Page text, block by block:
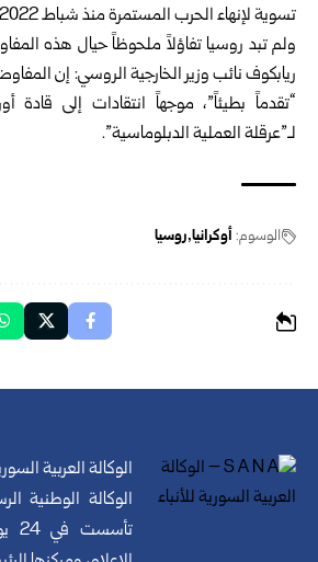
تسوية لإنهاء الحرب المستمرة منذ شباط 2022.
ولم تبد روسيا تفاؤلاً ملحوظاً حيال هذه
ريابكوف نائب وزير الخارجية الروسي: إن
“تقدماً بطيئاً”، موجهاً انتقادات إلى قادة
لـ”عرقلة العملية الدبلوماسية”.
الوسوم:أوكرانيا روسيا
الوكالة العربية
الوكالة الوطنية